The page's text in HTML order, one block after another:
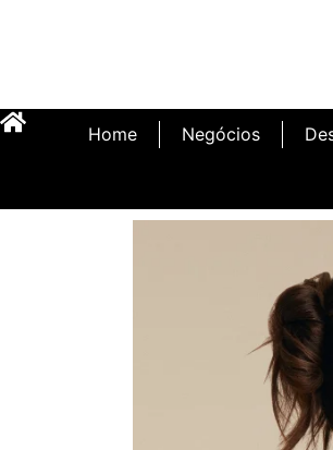
Home Negócios